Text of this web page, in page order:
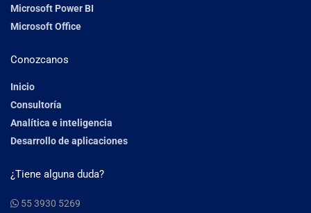
Microsoft Power BI
Microsoft Office
Conozcanos
Inicio
Consultoría
Analítica e inteligencia
Desarrollo de aplicaciones
¿Tiene alguna duda?
55 3930 5269